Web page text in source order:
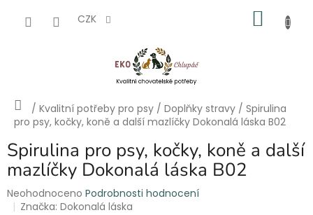
CZK
Domů
/ Kvalitní potřeby pro psy / Doplňky stravy / Spirulina
pro psy, kočky, koně a další mazlíčky Dokonalá láska B02
Spirulina pro psy, kočky, koně a další
mazlíčky Dokonalá láska B02
Průměrné
hodnocení
Neohodnoceno Podrobnosti hodnocení
Značka:Dokonalá láska